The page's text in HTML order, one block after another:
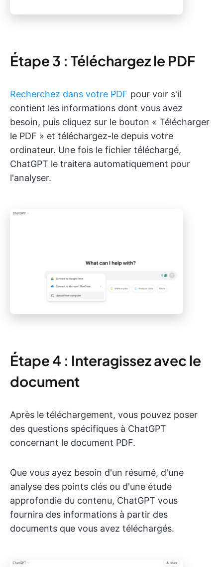
Étape 3 : Téléchargez le PDF
Recherchez dans votre PDF pour voir s'il
contient les informations dont vous avez
besoin, puis cliquez sur le bouton « Télécharger
le PDF » et téléchargez-le depuis votre
ordinateur. Une fois le fichier téléchargé,
ChatGPT le traitera automatiquement pour
l'analyser.
Étape 4 : Interagissez avec le
document
Après le téléchargement, vous pouvez poser
des questions spécifiques à ChatGPT
concernant le document PDF.
Que vous ayez besoin d'un résumé, d'une
analyse des points clés ou d'une étude
approfondie du contenu, ChatGPT vous
fournira des informations à partir des
documents que vous avez téléchargés.